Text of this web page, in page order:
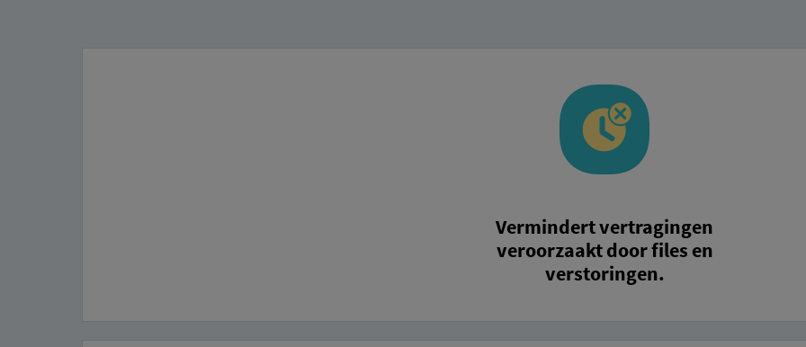
Vermindert vertragingen
veroorzaakt door files en
verstoringen.